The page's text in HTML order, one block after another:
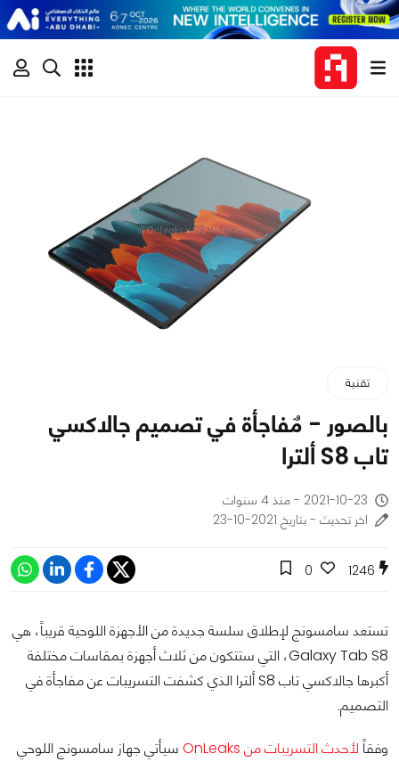
تقنية
بالصور - مٌفاجأة في تصميم جالاكسي
تاب ‏S8‎‏ ألترا ‏
2021-10-23 - منذ 4 سنوات
اخر تحديث - بتاريخ 2021-10-23
1246
0
تستعد سامسونج لإطلاق سلسة جديدة من الأجهزة اللوحية قريباً، هي
Galaxy Tab S8، التي ستتكون من ثلاث أجهزة بمقاسات مختلفة
أكبرها جالاكسي تاب S8 ألترا الذي كشفت التسريبات عن مفاجأة في
التصميم.
وفقاً لأحدث التسريبات من OnLeaks
سيأتي جهاز سامسونج اللوحي